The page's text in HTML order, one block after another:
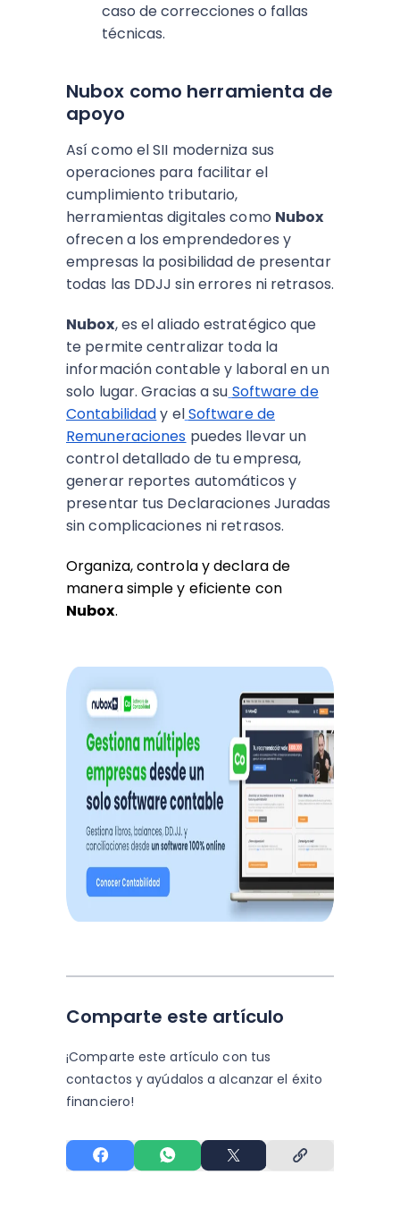
caso de correcciones o fallas
técnicas.
Nubox como herramienta de
apoyo
Así como el SII moderniza sus
operaciones para facilitar el
cumplimiento tributario,
herramientas digitales como Nubox
ofrecen a los emprendedores y
empresas la posibilidad de presentar
todas las DDJJ sin errores ni retrasos.
Nubox, es el aliado estratégico que
te permite centralizar toda la
información contable y laboral en un
solo lugar. Gracias a su Software de
Contabilidady elSoftware de
Remuneraciones puedes llevar un
control detallado de tu empresa,
generar reportes automáticos y
presentar tus Declaraciones Juradas
sin complicaciones ni retrasos.
Organiza, controla y declara de
manera simple y eficiente con
Nubox.
Comparte este artículo
¡Comparte este artículo con tus
contactos y ayúdalos a alcanzar el éxito
financiero!